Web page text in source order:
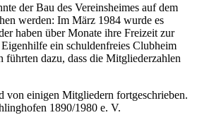
der Bau des Vereinsheimes auf dem
werden: Im März 1984 wurde es
haben über Monate ihre Freizeit zur
ein schuldenfreies Clubheim
führten dazu, dass die Mitgliederzahlen
von einigen Mitgliedern fortgeschrieben.
1890/1980 e. V.